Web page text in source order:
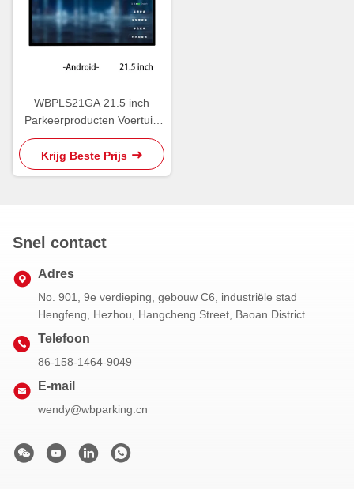
WBPLS21GA 21.5 inch
Parkeerproducten Voertuig
Onderzoek Terminal
Krijg Beste Prijs
Snel contact
Adres
No. 901, 9e verdieping, gebouw C6, industriële stad
Hengfeng, Hezhou, Hangcheng Street, Baoan District
Telefoon
86-158-1464-9049
E-mail
wendy@wbparking.cn